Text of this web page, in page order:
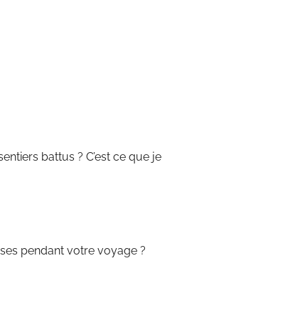
battus ? C’est ce que je
pendant votre voyage ?